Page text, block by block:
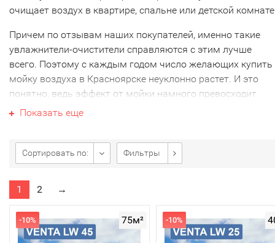
очищает воздух в квартире, спальне или детской
Причем по отзывам наших покупателей, именно такие
увлажнители-очистители справляются с этим лучше
всего. Поэтому с каждым годом число желающих купить
мойку воздуха в Красноярске неуклонно растет. И это
понятно, ведь эффект от мойки намного превосходит
результат от любого другого
Показать еще
Сортировать по: Фильтры
1 2 →
75м²
-10% -10%